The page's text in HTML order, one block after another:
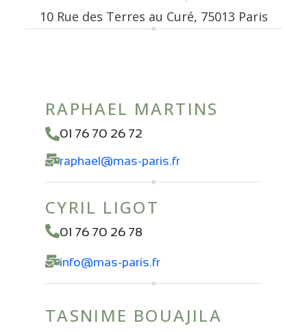
10 Rue des Terres au Curé, 75013 Paris
RAPHAEL MARTINS
01 76 70 26 72
raphael@mas-paris.fr
CYRIL LIGOT
01 76 70 26 78
info@mas-paris.fr
TASNIME BOUAJILA